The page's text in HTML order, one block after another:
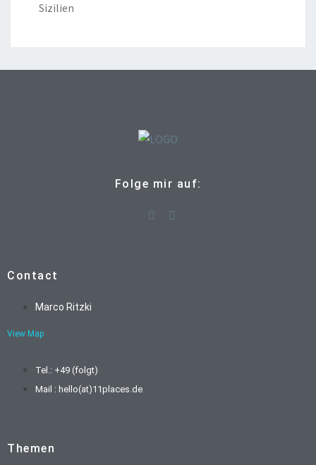
Sizilien
Folge mir auf:
Contact
Marco Ritzki
View Map
Tel.: +49 (folgt)
Mail : hello(at)11places.de
Themen